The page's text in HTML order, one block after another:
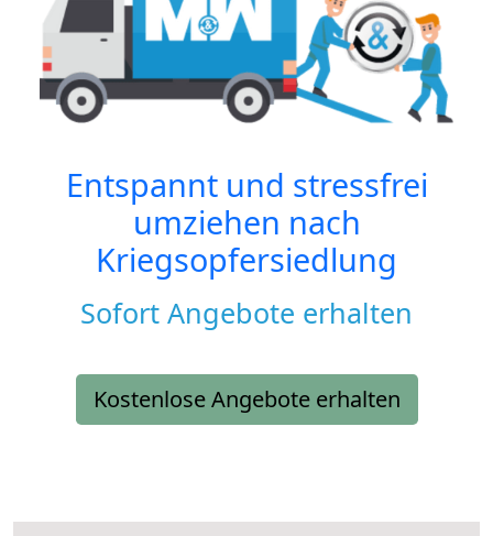
Entspannt und stressfrei
umziehen nach
Kriegsopfersiedlung
Sofort Angebote erhalten
Kostenlose Angebote erhalten